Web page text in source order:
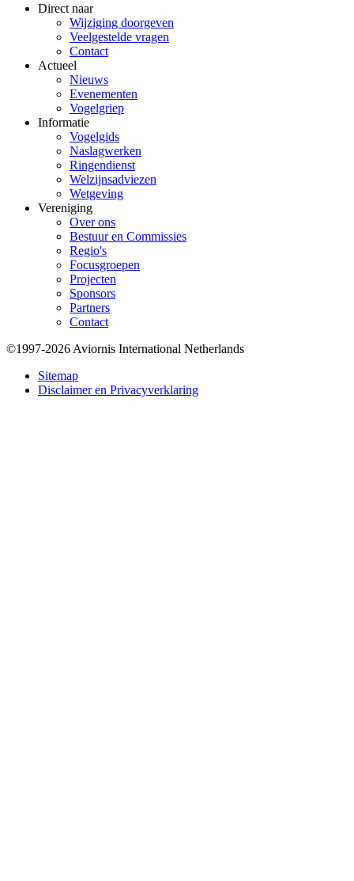
Direct naar
Wijziging doorgeven
Veelgestelde vragen
Contact
Actueel
Nieuws
Evenementen
Vogelgriep
Informatie
Vogelgids
Naslagwerken
Ringendienst
Welzijnsadviezen
Wetgeving
Vereniging
Over ons
Bestuur en Commissies
Regio's
Focusgroepen
Projecten
Sponsors
Partners
Contact
Bottom
©1997-2026 Aviornis International Netherlands
Sitemap
Disclaimer en Privacyverklaring